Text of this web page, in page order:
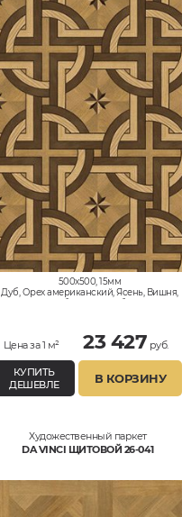
500x500, 15мм
Дуб, Орех американский, Ясень, Вишня,
Цена за 1 м² 23 427 руб.
КУПИТЬ
ДЕШЕВЛЕ
В КОРЗИНУ
Художественный паркет
DA VINCI ЩИТОВОЙ 26-041